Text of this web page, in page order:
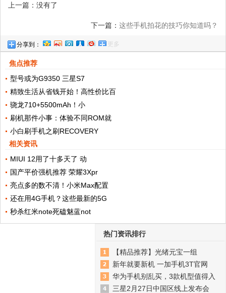
上一篇：没有了
下一篇： 这些手机拍花的技巧你知道吗？
分享到： 更多
焦点推荐
型号或为G9350 三星S7
精致生活从省钱开始！高性价比百
骁龙710+5500mAh！小
刷机那件小事：体验不同ROM就
小白刷手机之刷RECOVERY
相关资讯
MIUI 12用了十多天了 动
国产平价强机推荐 荣耀3Xpr
亮点多的数不清！小米Max配置
还在用4G手机？这些最新的5G
秒杀红米note死磕魅蓝not
热门资讯排行
【精品推荐】光绪元宝一组
新年就要新机 一加手机3T官网
华为手机别乱买，3款机型值得入
三星2月27日中国区线上发布会